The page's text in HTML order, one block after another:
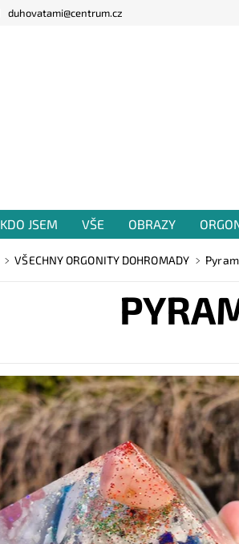
duhovatami@centrum.cz
KDO JSEM VŠE OBRAZY
VZKAZY OD VÁS
VŠECHNY ORGONITY DOHROMADY